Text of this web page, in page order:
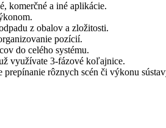
komerčné a iné aplikácie.
z obalov a zložitosti.
pozícií.
do celého systému.
využívate 3-fázové koľajnice.
rôznych scén či výkonu